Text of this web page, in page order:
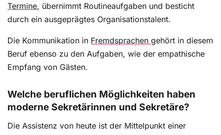
Termine, übernimmt Routineaufgaben und besticht
durch ein ausgeprägtes Organisationstalent.
Die Kommunikation in Fremdsprachen gehört in diesem
Beruf ebenso zu den Aufgaben, wie der empathische
Empfang von Gästen.
Welche beruflichen Möglichkeiten haben
moderne Sekretärinnen und Sekretäre?
Die Assistenz von heute ist der Mittelpunkt einer